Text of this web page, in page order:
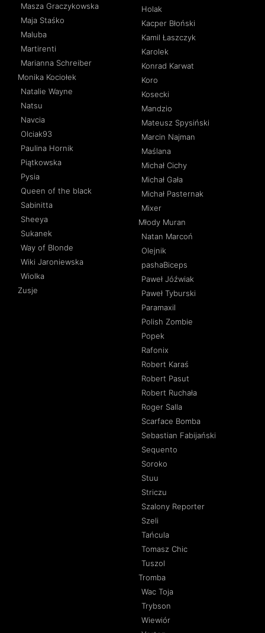
Masza Graczykowska
Maja Staśko
Maluba
Martirenti
Marianna Schreiber
Monika Kociołek
Natalie Wayne
Natsu
Navcia
Olciak93
Paulina Hornik
Piątkowska
Pysia
Queen of the black
Sabinitta
Sheeya
Sukanek
Way of Blonde
Wiki Jaroniewska
Wiolka
Zusje
Holak
Kacper Błoński
Kamil Łaszczyk
Karolek
Konrad Karwat
Koro
Kosecki
Mandzio
Mateusz Spysiński
Marcin Najman
Maślana
Michał Cichy
Michał Gała
Michał Pasternak
Mixer
Młody Muran
Natan Marcoń
Olejnik
pashaBiceps
Paweł Jóźwiak
Paweł Tyburski
Paramaxil
Polish Zombie
Popek
Rafonix
Robert Karaś
Robert Pasut
Robert Ruchała
Roger Salla
Scarface Bomba
Sebastian Fabijański
Sequento
Soroko
Stuu
Striczu
Szalony Reporter
Szeli
Tańcula
Tomasz Chic
Tuszol
Tromba
Wac Toja
Trybson
Wiewiór